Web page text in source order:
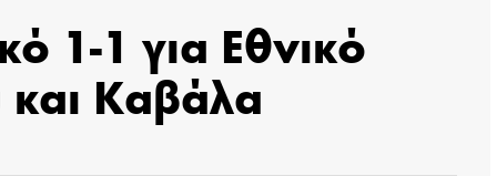
1-1 για Εθνικό
Καβάλα